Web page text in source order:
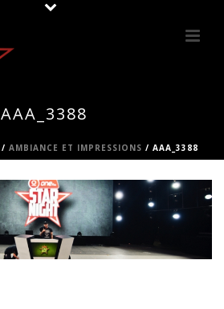
AAA_3388
/ AMBIANCE ET IMPRESSIONS / AAA_3388